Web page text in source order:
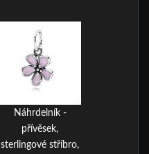
Náhrdelník -
přívěsek,
sterlingové stříbro,